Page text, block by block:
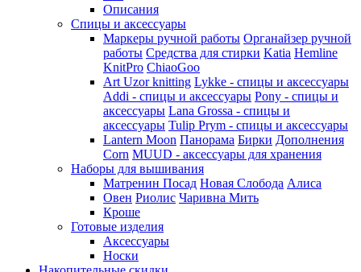
Описания
Спицы и аксессуары
Маркеры ручной работы Органайзер ручной
работы Средства для стирки Katia Hemline
KnitPro ChiaoGoo
Art Uzor knitting Lykke - спицы и аксессуары
Addi - спицы и аксессуары Pony - спицы и
аксессуары Lana Grossa - спицы и
аксессуары Tulip Prym - спицы и аксессуары
Lantern Moon Панорама Бирки Дополнения
Corn MUUD - аксессуары для хранения
Наборы для вышивания
Матренин Посад Новая Слобода Алиса
Овен Риолис Чаривна Мить
Кроше
Готовые изделия
Аксессуары
Носки